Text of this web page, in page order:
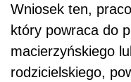
Wniosek ten,
który powraca do
macierzyńskiego
rodzicielskiego,